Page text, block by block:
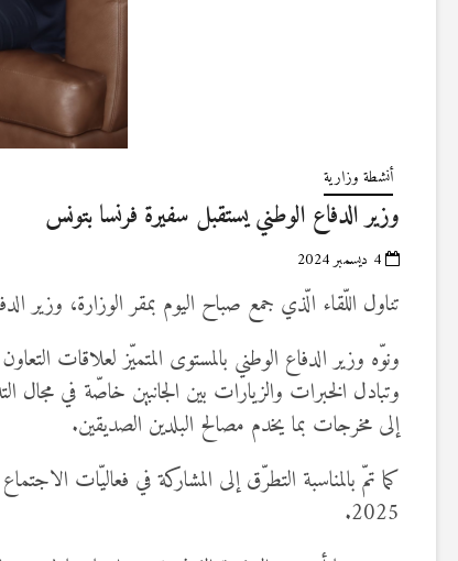
أنشطة وزارية
وزير الدفاع الوطني يستقبل سفيرة فرنسا بتونس
4 ديسمبر 2024
تناول اللّقاء الّذي جمع صباح اليوم بمقر الوزارة، وزير
ونوّه وزير الدفاع الوطني بالمستوى المتميّز لعلاقات
إلى مخرجات بما يخدم مصالح البلدين الصديقين.
2025.